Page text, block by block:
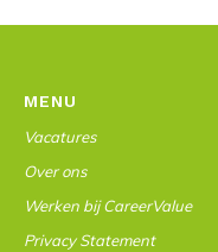
MENU
Vacatures
Over ons
Werken bij CareerValue
Privacy Statement